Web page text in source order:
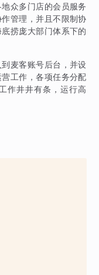
众多门店的会员服务
管理，并且不限制协
捞庞大部门体系下的
麦客账号后台，并设
工作，各项任务分配
作井井有条，运行高